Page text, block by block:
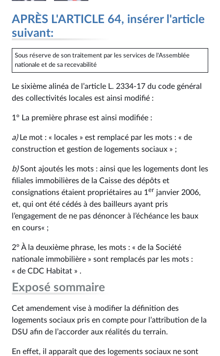
APRÈS L'ARTICLE 64, insérer l'article
suivant:
Sous réserve de son traitement par les services de l'Assemblée
nationale et de sa recevabilité
Le sixième alinéa de l’article L. 2334‑17 du code général
des collectivités locales est ainsi modifié :
1° La première phrase est ainsi modifiée :
a)Le mot : « locales » est remplacé par les mots : « de
construction et gestion de logements sociaux » ;
b)Sont ajoutés les mots : ainsi que les logements dont les
filiales immobilières de la Caisse des dépôts et
consignations étaient propriétaires au 1 er janvier 2006,
et, qui ont été cédés à des bailleurs ayant pris
l’engagement de ne pas dénoncer à l’échéance les baux
en cours« ;
2° À la deuxième phrase, les mots : « de la Société
nationale immobilière » sont remplacés par les mots :
« de CDC Habitat » .
Exposé sommaire
Cet amendement vise à modifier la définition des
logements sociaux pris en compte pour l’attribution de la
DSU afin de l’accorder aux réalités du terrain.
En effet, il apparaît que des logements sociaux ne sont